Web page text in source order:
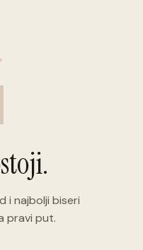
i najbolji biseri
pravi put.